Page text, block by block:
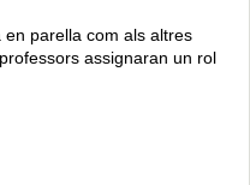
en parella com als altres
assignaran un rol